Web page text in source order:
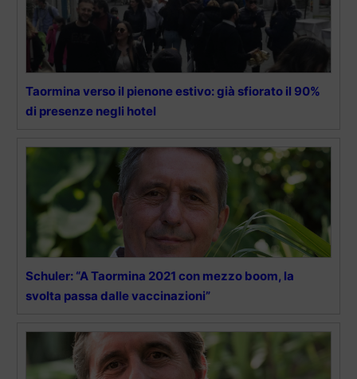
Taormina verso il pienone estivo: già sfiorato il 90%
di presenze negli hotel
Schuler: “A Taormina 2021 con mezzo boom, la
svolta passa dalle vaccinazioni”